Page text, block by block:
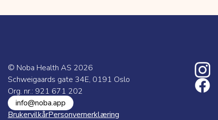
© Noba Health AS 2026
Schweigaards gate 34E, 0191 Oslo
Org. nr.: 921 671 202
info@noba.app
BrukervilkårPersonvernerklæring